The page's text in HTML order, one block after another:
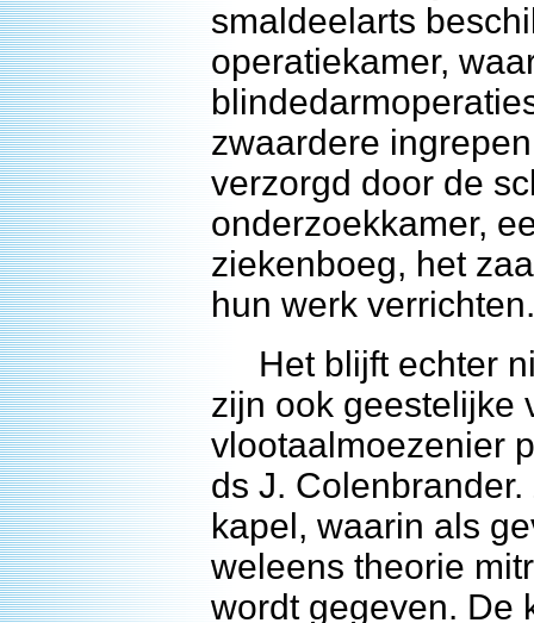
smaldeelarts
operatiekamer,
zwaardere
verzorgd door de
onderzoekkamer,
ziekenboeg, het
hun werk verrichten.
Het blijft echter
zijn ook geestelijke
vlootaalmoezenier
ds J.
kapel, waarin als
weleens theorie
wordt gegeven. De